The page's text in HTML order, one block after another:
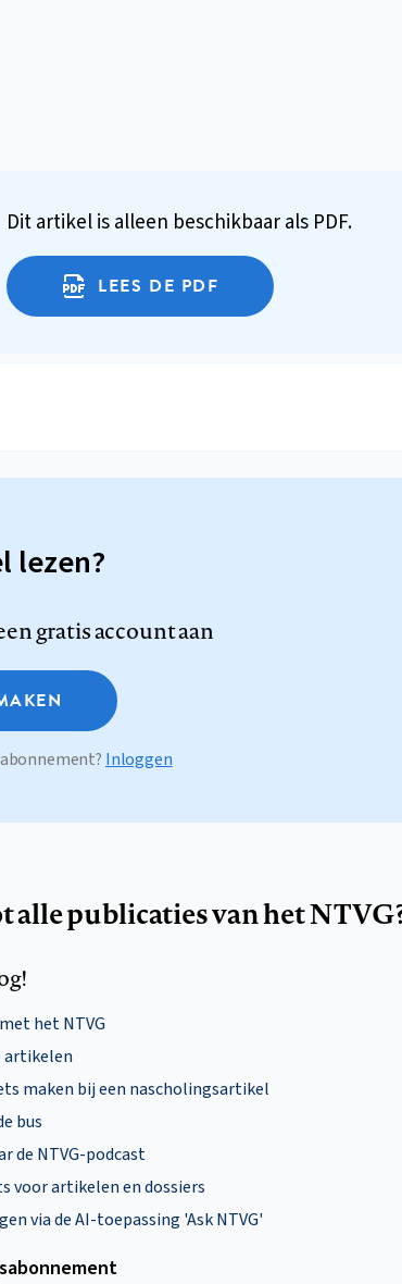
Dit artikel is alleen beschikbaar als PDF.
LEES DE PDF
lezen?
gratis account aan
Inloggen
alle publicaties van het
het NTVG
artikelen
maken bij een nascholingsartikel
bus
de NTVG-podcast
voor artikelen en dossiers
via de AI-toepassing 'Ask NTVG'